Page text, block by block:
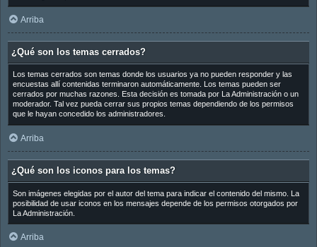
Arriba
¿Qué son los temas cerrados?
Los temas cerrados son temas donde los usuarios ya no pueden responder y las
encuestas allí contenidas terminaron automáticamente. Los temas pueden ser
cerrados por muchas razones. Esta decisión es tomada por La Administración o un
moderador. Tal vez pueda cerrar sus propios temas dependiendo de los permisos
que le hayan concedido los administradores.
Arriba
¿Qué son los iconos para los temas?
Son imágenes elegidas por el autor del tema para indicar el contenido del mismo. La
posibilidad de usar iconos en los mensajes depende de los permisos otorgados por
La Administración.
Arriba